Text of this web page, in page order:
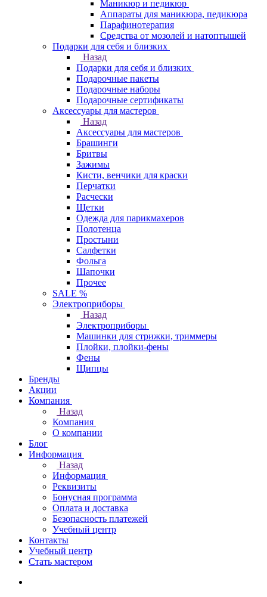
Маникюр и педикюр
Аппараты для маникюра, педикюра
Парафинотерапия
Средства от мозолей и натоптышей
Подарки для себя и близких
Назад
Подарки для себя и близких
Подарочные пакеты
Подарочные наборы
Подарочные сертификаты
Аксессуары для мастеров
Назад
Аксессуары для мастеров
Брашинги
Бритвы
Зажимы
Кисти, венчики для краски
Перчатки
Расчески
Щетки
Одежда для парикмахеров
Полотенца
Простыни
Салфетки
Фольга
Шапочки
Прочее
SALE %
Электроприборы
Назад
Электроприборы
Машинки для стрижки, триммеры
Плойки, плойки-фены
Фены
Щипцы
Бренды
Акции
Компания
Назад
Компания
О компании
Блог
Информация
Назад
Информация
Реквизиты
Бонусная программа
Оплата и доставка
Безопасность платежей
Учебный центр
Контакты
Учебный центр
Стать мастером